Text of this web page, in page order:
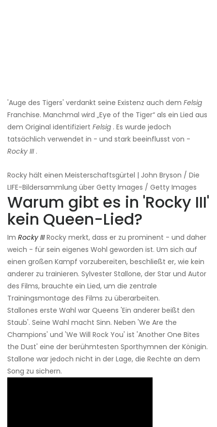
'Auge des Tigers' verdankt seine Existenz auch dem Felsig
Franchise. Manchmal wird „Eye of the Tiger“ als ein Lied aus
dem Original identifiziert Felsig . Es wurde jedoch
tatsächlich verwendet in - und stark beeinflusst von -
Rocky III.
Rocky hält einen Meisterschaftsgürtel | John Bryson / Die
LIFE-Bildersammlung über Getty Images / Getty Images
Warum gibt es in 'Rocky III'
kein Queen-Lied?
Im Rocky III Rocky merkt, dass er zu prominent - und daher
weich - für sein eigenes Wohl geworden ist. Um sich auf
einen großen Kampf vorzubereiten, beschließt er, wie kein
anderer zu trainieren. Sylvester Stallone, der Star und Autor
des Films, brauchte ein Lied, um die zentrale
Trainingsmontage des Films zu überarbeiten.
Stallones erste Wahl war Queens 'Ein anderer beißt den
Staub'. Seine Wahl macht Sinn. Neben 'We Are the
Champions' und 'We Will Rock You' ist 'Another One Bites
the Dust' eine der berühmtesten Sporthymnen der Königin.
Stallone war jedoch nicht in der Lage, die Rechte an dem
Song zu sichern.